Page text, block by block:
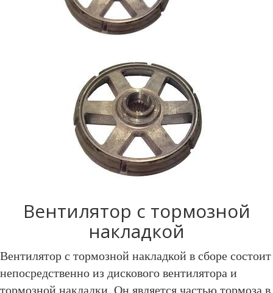
Вентилятор с тормозной
накладкой
Вентилятор с тормозной накладкой в сборе состоит
непосредственно из дискового вентилятора и
тормозной накладки. Он является частью тормоза в